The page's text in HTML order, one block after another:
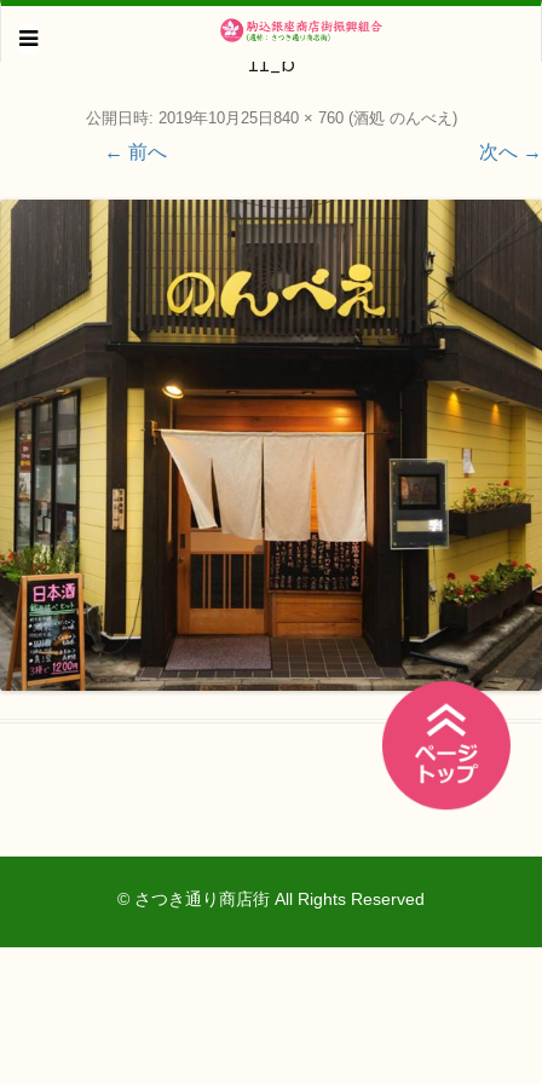
11_b
公開日時: 2019年10月25日 840 × 760(酒処 のんべえ )
← 前へ 次へ →
© さつき通り商店街 All Rights Reserved